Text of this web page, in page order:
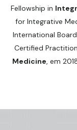
Fellowship in
for Integrative
International
Certified
Medicine , em